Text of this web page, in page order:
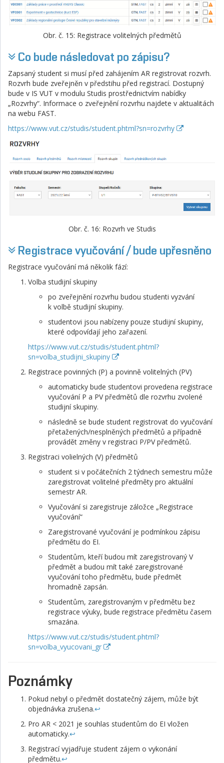
Obr. č. 15: Registrace volitelných předmětů
Co bude následovat po zápisu?
Zapsaný student si musí před zahájením AR registrovat rozvrh.
Rozvrh bude zveřejněn v předstihu před registrací. Dostupný
bude v IS VUT v modulu Studis prostřednictvím nabídky
„Rozvrhy“. Informace o zveřejnění rozvrhu najdete v aktualitách
na webu FAST.
https://www.vut.cz/studis/student.phtml?sn=rozvrhy
Obr. č. 16: Rozvrh ve Studis
Registrace vyučování / bude upřesněno
Registrace vyučování má několik fází:
Volba studijní skupiny
po zveřejnění rozvrhu budou studenti vyzvání
k volbě studijní skupiny.
studentovi jsou nabízeny pouze studijní skupiny,
které odpovídají jeho zařazení.
https://www.vut.cz/studis/student.phtml?
sn=volba_studijni_skupiny
Registrace povinných (P) a povinně volitelných (PV)
automaticky bude studentovi provedena registrace
vyučování P a PV předmětů dle rozvrhu zvolené
studijní skupiny.
následně se bude student registrovat do vyučování
přetažených/nesplněných předmětů a případně
provádět změny v registraci P/PV předmětů.
Registraci volielných (V) předmětů
student si v počátečních 2 týdnech semestru může
zaregistrovat volitelné předměty pro aktuální
semestr AR.
Vyučování si zaregistruje záložce „Registrace
vyučování“
Zaregistrované vyučování je podmínkou zápisu
předmětu do EI.
Studentům, kteří budou mít zaregistrovaný V
předmět a budou mít také zaregistrované
vyučování toho předmětu, bude předmět
hromadně zapsán.
Studentům, zaregistrovaným v předmětu bez
registrace výuky, bude registrace předmětu časem
smazána.
https://www.vut.cz/studis/student.phtml?
sn=volba_vyucovani_gr
Poznámky
Pokud nebyl o předmět dostatečný zájem, může být
objednávka zrušena.↩︎
Pro AR < 2021 je souhlas studentům do EI vložen
automaticky.↩︎
Registrací vyjadřuje student zájem o vykonání
předmětu.↩︎